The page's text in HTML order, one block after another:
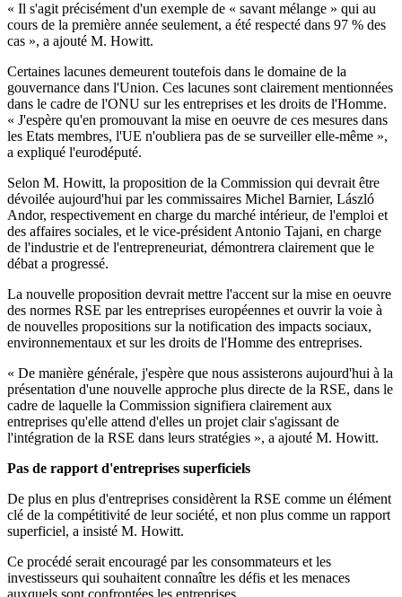
« Il s'agit précisément d'un exemple de « savant mélange » qui au
cours de la première année seulement, a été respecté dans 97 % des
cas », a ajouté M. Howitt.
Certaines lacunes demeurent toutefois dans le domaine de la
gouvernance dans l'Union. Ces lacunes sont clairement mentionnées
dans le cadre de l'ONU sur les entreprises et les droits de l'Homme.
« J'espère qu'en promouvant la mise en oeuvre de ces mesures dans
les Etats membres, l'UE n'oubliera pas de se surveiller elle-même »,
a expliqué l'eurodéputé.
Selon M. Howitt, la proposition de la Commission qui devrait être
dévoilée aujourd'hui par les commissaires Michel Barnier, László
Andor, respectivement en charge du marché intérieur, de l'emploi et
des affaires sociales, et le vice-président Antonio Tajani, en charge
de l'industrie et de l'entrepreneuriat, démontrera clairement que le
débat a progressé.
La nouvelle proposition devrait mettre l'accent sur la mise en oeuvre
des normes RSE par les entreprises européennes et ouvrir la voie à
de nouvelles propositions sur la notification des impacts sociaux,
environnementaux et sur les droits de l'Homme des entreprises.
« De manière générale, j'espère que nous assisterons aujourd'hui à la
présentation d'une nouvelle approche plus directe de la RSE, dans le
cadre de laquelle la Commission signifiera clairement aux
entreprises qu'elle attend d'elles un projet clair s'agissant de
l'intégration de la RSE dans leurs stratégies », a ajouté M. Howitt.
Pas de rapport d'entreprises superficiels
De plus en plus d'entreprises considèrent la RSE comme un élément
clé de la compétitivité de leur société, et non plus comme un rapport
superficiel, a insisté M. Howitt.
Ce procédé serait encouragé par les consommateurs et les
investisseurs qui souhaitent connaître les défis et les menaces